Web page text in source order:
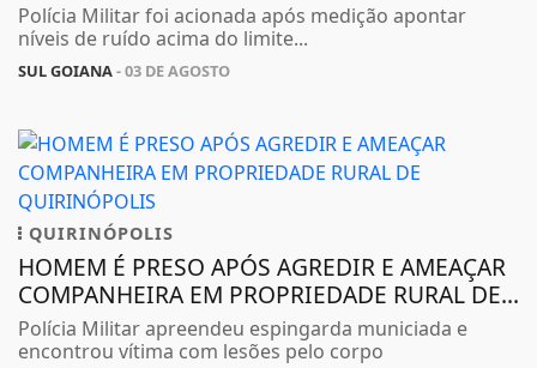
Polícia Militar foi acionada após medição apontar
níveis de ruído acima do limite...
SUL GOIANA- 03 DE AGOSTO
QUIRINÓPOLIS
HOMEM É PRESO APÓS AGREDIR E AMEAÇAR
COMPANHEIRA EM PROPRIEDADE RURAL DE...
Polícia Militar apreendeu espingarda municiada e
encontrou vítima com lesões pelo corpo